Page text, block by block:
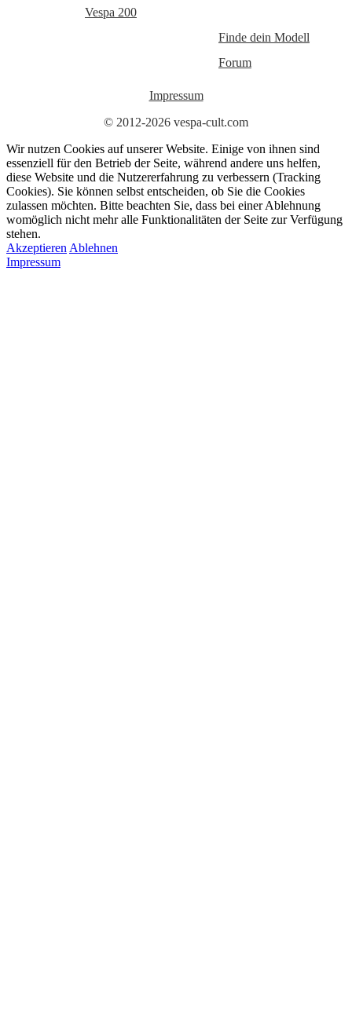
Vespa 200
Finde dein Modell
Forum
Impressum
© 2012-2026 vespa-cult.com
Wir nutzen Cookies auf unserer Website. Einige von ihnen sind
essenziell für den Betrieb der Seite, während andere uns helfen,
diese Website und die Nutzererfahrung zu verbessern (Tracking
Cookies). Sie können selbst entscheiden, ob Sie die Cookies
zulassen möchten. Bitte beachten Sie, dass bei einer Ablehnung
womöglich nicht mehr alle Funktionalitäten der Seite zur Verfügung
stehen.
Akzeptieren Ablehnen
Impressum